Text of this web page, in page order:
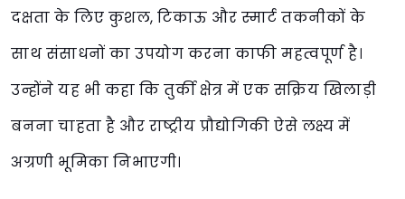
दक्षता के लिए कुशल, टिकाऊ और स्मार्ट तकनीकों के
साथ संसाधनों का उपयोग करना काफी महत्वपूर्ण है।
उन्होंने यह भी कहा कि तुर्की क्षेत्र में एक सक्रिय खिलाड़ी
बनना चाहता है और राष्ट्रीय प्रौद्योगिकी ऐसे लक्ष्य में
अग्रणी भूमिका निभाएगी।